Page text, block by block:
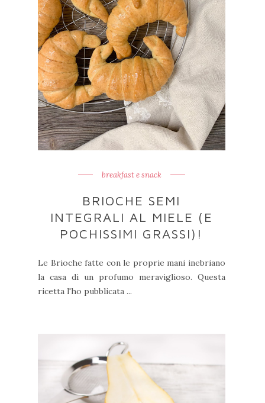
breakfast e snack
BRIOCHE SEMI
INTEGRALI AL MIELE (E
POCHISSIMI GRASSI)!
Le Brioche fatte con le proprie mani inebriano
la casa di un profumo meraviglioso. Questa
ricetta l'ho pubblicata ...